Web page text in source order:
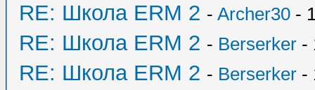
RE: Школа ERM 2 - Archer30 -
RE: Школа ERM 2 - Berserker -
RE: Школа ERM 2 - Berserker -